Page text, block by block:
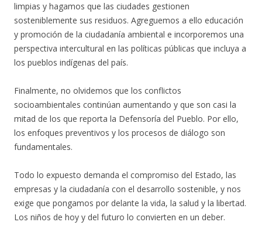
limpias y hagamos que las ciudades gestionen
sosteniblemente sus residuos. Agreguemos a ello educación
y promoción de la ciudadanía ambiental e incorporemos una
perspectiva intercultural en las políticas públicas que incluya a
los pueblos indígenas del país.
Finalmente, no olvidemos que los conflictos
socioambientales continúan aumentando y que son casi la
mitad de los que reporta la Defensoría del Pueblo. Por ello,
los enfoques preventivos y los procesos de diálogo son
fundamentales.
Todo lo expuesto demanda el compromiso del Estado, las
empresas y la ciudadanía con el desarrollo sostenible, y nos
exige que pongamos por delante la vida, la salud y la libertad.
Los niños de hoy y del futuro lo convierten en un deber.